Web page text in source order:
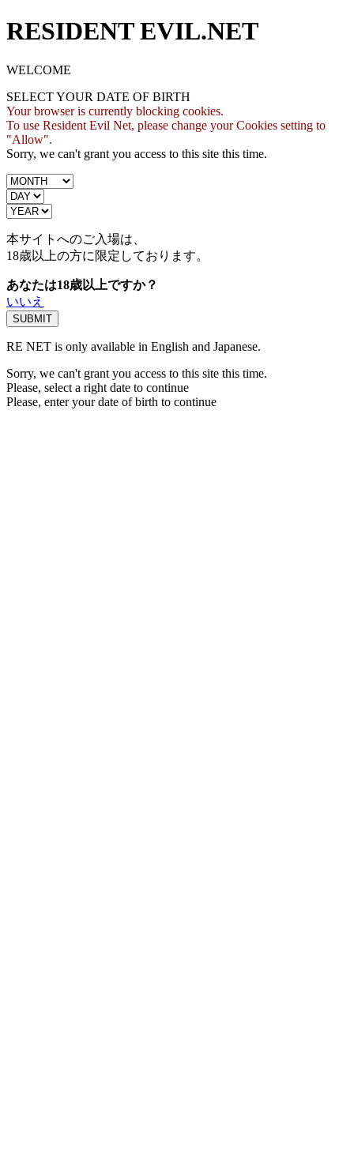
RESIDENT EVIL.NET
WELCOME
SELECT YOUR DATE OF BIRTH
Your browser is currently blocking cookies.
To use Resident Evil Net, please change your Cookies setting to
"Allow".
Sorry, we can't grant you access to this site this time.
本サイトへのご入場は、
18歳以上の方に限定しております。
あなたは18歳以上ですか？
いいえ
RE NET is only available in English and Japanese.
Sorry, we can't grant you access to this site this time.
Please, select a right date to continue
Please, enter your date of birth to continue